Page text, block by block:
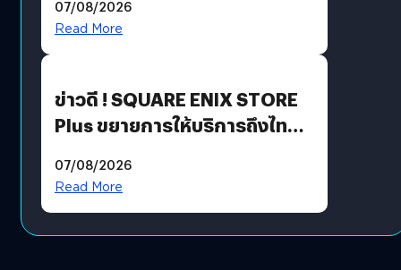
07/08/2026
Read More
ข่าวดี ! SQUARE ENIX STORE
Plus ขยายการให้บริการถึงไทย
โดยตรง
07/08/2026
Read More